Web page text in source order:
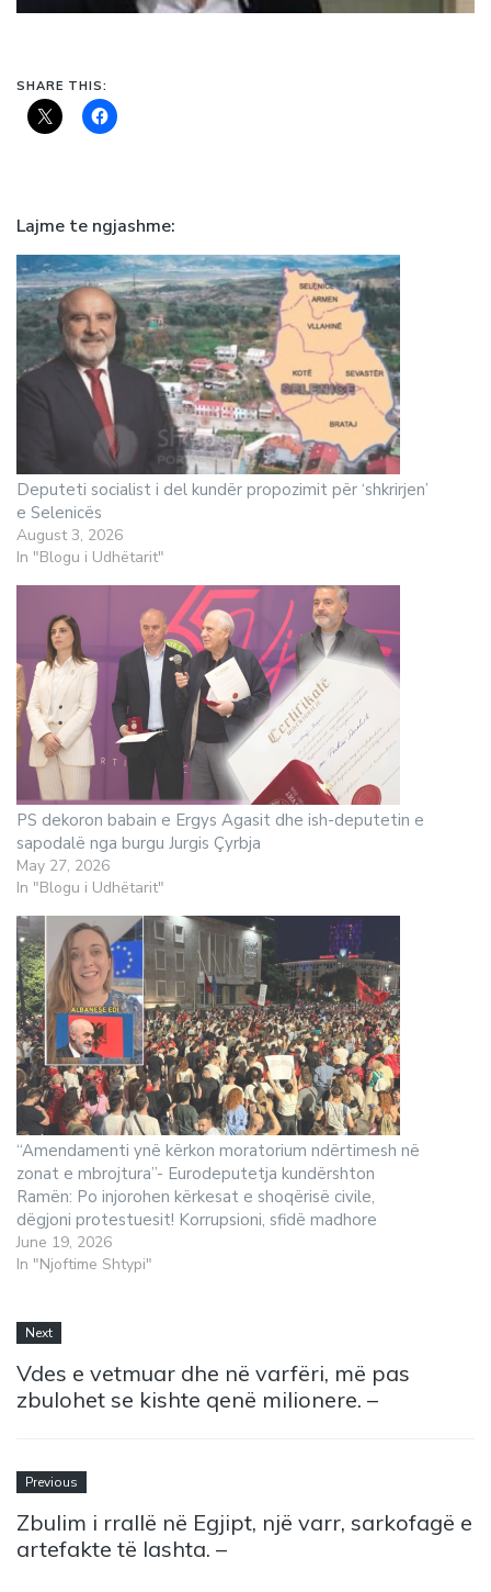
SHARE THIS:
Lajme te ngjashme
Deputeti socialist i del kundër propozimit për ‘shkrirjen’
e Selenicës
August 3, 2026
In "Blogu i Udhëtarit"
PS dekoron babain e Ergys Agasit dhe ish-deputetin e
sapodalë nga burgu Jurgis Çyrbja
May 27, 2026
In "Blogu i Udhëtarit"
“Amendamenti ynë kërkon moratorium ndërtimesh në
zonat e mbrojtura”- Eurodeputetja kundërshton
Ramën: Po injorohen kërkesat e shoqërisë civile,
dëgjoni protestuesit! Korrupsioni, sfidë madhore
June 19, 2026
In "Njoftime Shtypi"
Next
Vdes e vetmuar dhe në varfëri, më pas
zbulohet se kishte qenë milionere. –
Previous
Zbulim i rrallë në Egjipt, një varr, sarkofagë e
artefakte të lashta. –